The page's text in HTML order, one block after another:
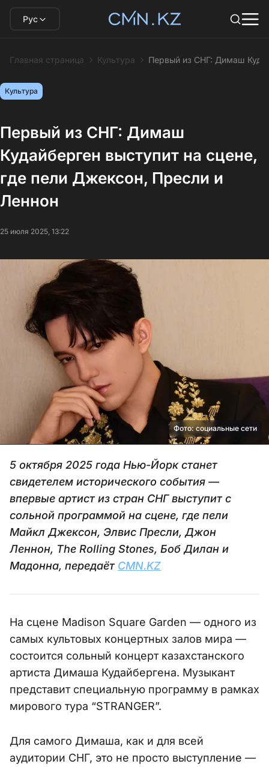
Рус
Главная страница Культура Первый из СНГ: Димаш
Культура
Первый из СНГ: Димаш
Кудайберген выступит на сцене,
где пели Джексон, Пресли и
Леннон
25 июля 2025, 13:22
Фото: социальные сети
5 октября 2025 года Нью-Йорк станет
свидетелем исторического события —
впервые артист из стран СНГ выступит с
сольной программой на сцене, где пели
Майкл Джексон, Элвис Пресли, Джон
Леннон, The Rolling Stones, Боб Дилан и
Мадонна, передаёт CMN.KZ
На сцене Madison Square Garden — одного из
самых культовых концертных залов мира —
состоится сольный концерт казахстанского
артиста Димаша Кудайбергена. Музыкант
представит специальную программу в рамках
мирового тура “STRANGER”.
Для самого Димаша, как и для всей
аудитории СНГ, это не просто выступление —